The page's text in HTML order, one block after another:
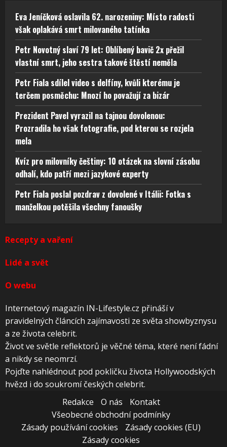
Eva Jeníčková oslavila 62. narozeniny: Místo radosti
však oplakává smrt milovaného tatínka
Petr Novotný slaví 79 let: Oblíbený bavič 2x přežil
vlastní smrt, jeho sestra takové štěstí neměla
Petr Fiala sdílel video s delfíny, kvůli kterému je
terčem posměchu: Mnozí ho považují za bizár
Prezident Pavel vyrazil na tajnou dovolenou:
Prozradila ho však fotografie, pod kterou se rozjela
mela
Kvíz pro milovníky češtiny: 10 otázek na slovní zásobu
odhalí, kdo patří mezi jazykové experty
Petr Fiala poslal pozdrav z dovolené v Itálii: Fotka s
manželkou potěšila všechny fanoušky
Recepty a vaření
Lidé a svět
O webu
Internetový magazín IN-Lifestyle.cz přináší v
pravidelných článcích zajímavosti ze světa showbyznysu
a ze života celebrit.
Život ve světle reflektorů je věčné téma, které není fádní
a nikdy se neomrzí.
Pojďte nahlédnout pod pokličku života Hollywoodských
hvězd i do soukromí českých celebrit.
Redakce
O nás
Kontakt
Všeobecné obchodní podmínky
Zásady používání cookies
Zásady cookies (EU)
Zásady cookies